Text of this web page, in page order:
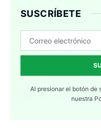
SUSCRÍBETE
Al presionar el botón de
nuestra